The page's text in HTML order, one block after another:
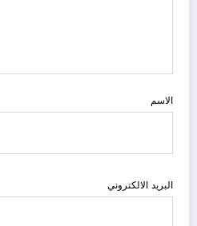
الاسم
البريد الالكتروني